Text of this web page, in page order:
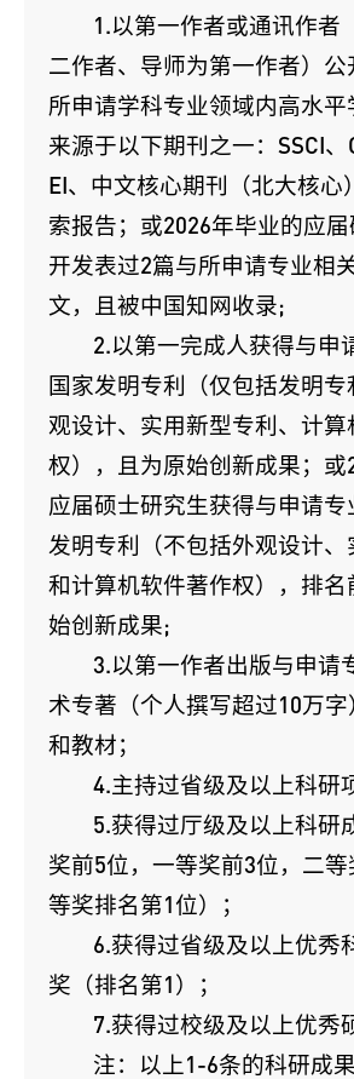
1.以第一作者或通讯作者
二作者、导师为第一作者）公
所申请学科专业领域内高水平
来源于以下期刊之一：SSCI、
EI、中文核心期刊（北大核心
索报告；或2026年毕业的应
开发表过2篇与所申请专业相
文，且被中国知网收录;
2.以第一完成人获得与申
国家发明专利（仅包括发明
观设计、实用新型专利、计算
权），且为原始创新成果；或
应届硕士研究生获得与申请
发明专利（不包括外观设计、
和计算机软件著作权），排名
始创新成果;
3.以第一作者出版与申请
术专著（个人撰写超过10万
和教材；
4.主持过省级及以上科研
5.获得过厅级及以上科研
奖前5位，一等奖前3位，二
等奖排名第1位）；
6.获得过省级及以上优秀
奖（排名第1）；
7.获得过校级及以上优秀
注：以上1-6条的科研成